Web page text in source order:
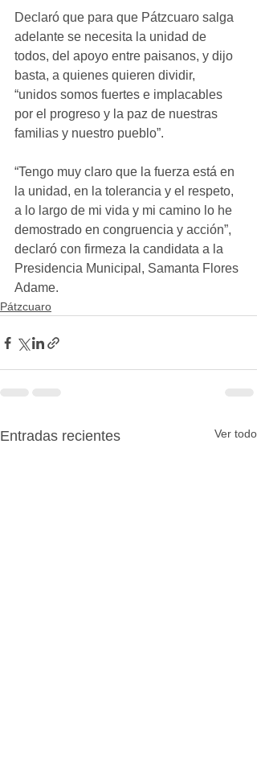
Declaró que para que Pátzcuaro salga
adelante se necesita la unidad de
todos, del apoyo entre paisanos, y dijo
basta, a quienes quieren dividir,
“unidos somos fuertes e implacables
por el progreso y la paz de nuestras
familias y nuestro pueblo”.
“Tengo muy claro que la fuerza está en
la unidad, en la tolerancia y el respeto,
a lo largo de mi vida y mi camino lo he
demostrado en congruencia y acción”,
declaró con firmeza la candidata a la
Presidencia Municipal, Samanta Flores
Adame.
Pátzcuaro
Entradas recientes Ver todo